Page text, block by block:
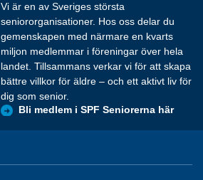
Vi är en av Sveriges största
seniororganisationer. Hos oss delar du
gemenskapen med närmare en kvarts
miljon medlemmar i föreningar över hela
landet. Tillsammans verkar vi för att skapa
bättre villkor för äldre – och ett aktivt liv för
dig som senior.
Bli medlem i SPF Seniorerna här